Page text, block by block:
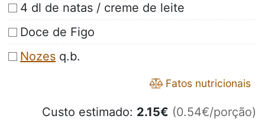
4 dl de natas / creme de leite
Doce de Figo
Nozes q.b.
Fatos nutricionais
Custo estimado: 2.15€ (0.54€/porção)